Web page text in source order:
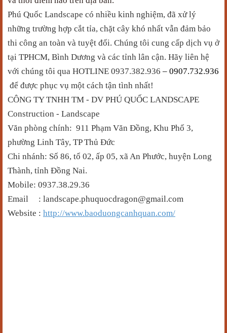
Phú Quốc Landscape có nhiều kinh nghiệm, đã xử lý
những trường hợp cắt tỉa, chặt cây khó nhất vẫn đảm bảo
thi công an toàn và tuyệt đối. Chúng tôi cung cấp dịch vụ ở
tại TPHCM, Bình Dương và các tỉnh lân cận. Hãy liên hệ
với chúng tôi qua HOTLINE 0937.382.936 – 0907.732.936
để được phục vụ một cách tận tình nhất!
CÔNG TY TNHH TM - DV PHÚ QUỐC LANDSCAPE
Construction - Landscape
Văn phòng chính: 911 Phạm Văn Đồng, Khu Phố 3,
phường Linh Tây, TP Thủ Đức
Chi nhánh: Số 86, tổ 02, ấp 05, xã An Phước, huyện Long
Thành, tỉnh Đồng Nai.
Mobile: 0937.38.29.36
Email : landscape.phuquocdragon@gmail.com
Website : http://www.baoduongcanhquan.com/